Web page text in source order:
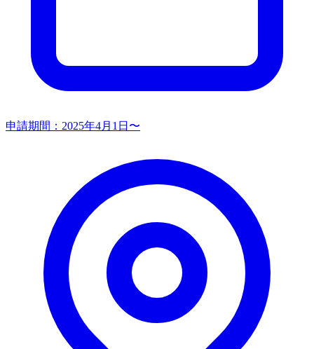
申請期間： 2025年4月1日〜